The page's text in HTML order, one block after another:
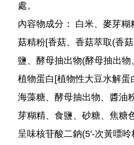
處。
內容物成分： 白米、麥芽糊
菇精粉[香菇、香菇萃取(香
鹽、酵母抽出物(酵母抽出
植物蛋白[植物性大豆水解蛋
海藻糖、酵母抽出物、醬油
芽糊精、食鹽、砂糖、焦糖
呈味核苷酸二鈉(5'-次黃嘌